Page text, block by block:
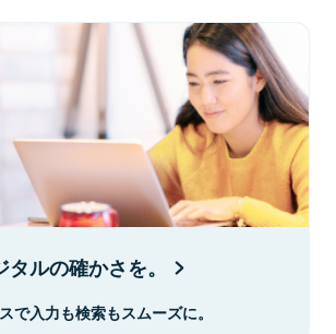
ルの確かさを。
で入力も検索もスムーズに。